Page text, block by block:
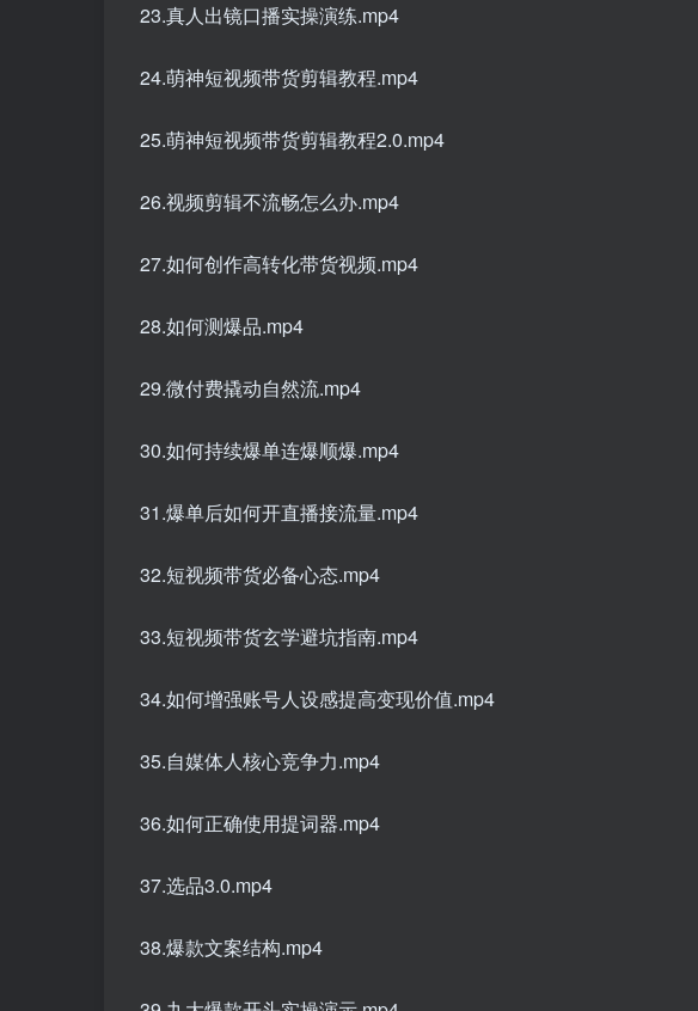
23.真人出镜口播实操演练.mp4
24.萌神短视频带货剪辑教程.mp4
25.萌神短视频带货剪辑教程2.0.mp4
26.视频剪辑不流畅怎么办.mp4
27.如何创作高转化带货视频.mp4
28.如何测爆品.mp4
29.微付费撬动自然流.mp4
30.如何持续爆单连爆顺爆.mp4
31.爆单后如何开直播接流量.mp4
32.短视频带货必备心态.mp4
33.短视频带货玄学避坑指南.mp4
34.如何增强账号人设感提高变现价值.mp4
35.自媒体人核心竞争力.mp4
36.如何正确使用提词器.mp4
37.选品3.0.mp4
38.爆款文案结构.mp4